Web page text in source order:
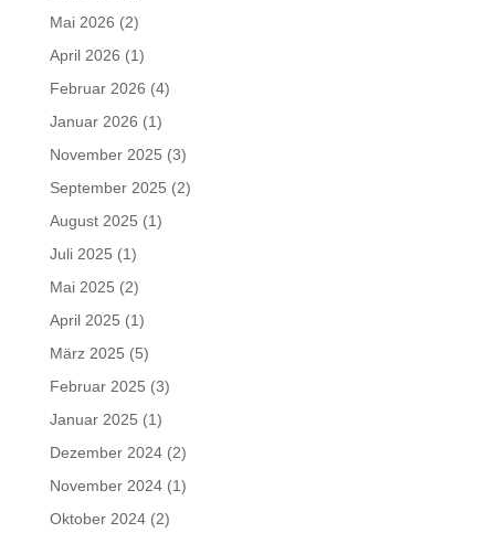
Mai 2026 (2)
April 2026 (1)
Februar 2026 (4)
Januar 2026 (1)
November 2025 (3)
September 2025 (2)
August 2025 (1)
Juli 2025 (1)
Mai 2025 (2)
April 2025 (1)
März 2025 (5)
Februar 2025 (3)
Januar 2025 (1)
Dezember 2024(2)
November 2024(1)
Oktober 2024(2)